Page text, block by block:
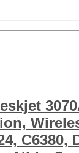
C6380,